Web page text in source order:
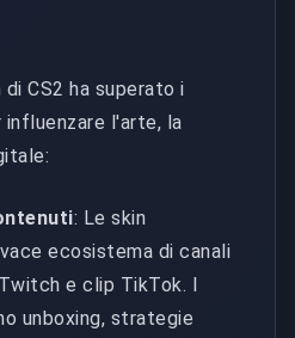
CS2 ha superato i
l'arte, la
: Le skin
ecosistema di canali
e clip TikTok. I
unboxing, strategie